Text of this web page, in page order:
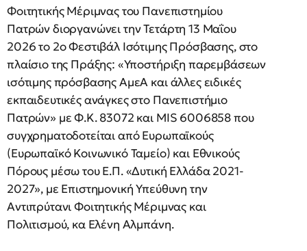
Φοιτητικής Μέριμνας του Πανεπιστημίου
Πατρών διοργανώνει την Τετάρτη 13 Μαΐου
2026 το 2ο Φεστιβάλ Ισότιμης Πρόσβασης, στο
πλαίσιο της Πράξης: «Υποστήριξη παρεμβάσεων
ισότιμης πρόσβασης ΑμεΑ και άλλες ειδικές
εκπαιδευτικές ανάγκες στο Πανεπιστήμιο
Πατρών» με Φ.Κ. 83072 και MIS 6006858 που
συγχρηματοδοτείται από Ευρωπαϊκούς
(Ευρωπαϊκό Κοινωνικό Ταμείο) και Εθνικούς
Πόρους μέσω του Ε.Π. «Δυτική Ελλάδα 2021-
2027», με Επιστημονική Υπεύθυνη την
Αντιπρύτανι Φοιτητικής Μέριμνας και
Πολιτισμού, κα Ελένη Αλμπάνη.